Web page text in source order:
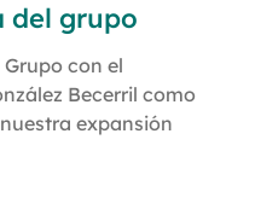
del grupo
con el
Becerril como
expansión